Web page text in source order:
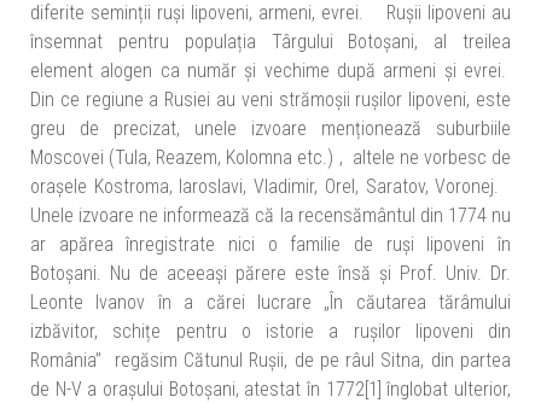
diferite seminții ruși lipoveni, armeni, evrei. Rușii lipoveni au
însemnat pentru populația Târgului Botoșani, al treilea
element alogen ca număr și vechime după armeni și evrei.
Din ce regiune a Rusiei au veni strămoșii rușilor lipoveni, este
greu de precizat, unele izvoare menționează suburbiile
Moscovei (Tula, Reazem, Kolomna etc.) , altele ne vorbesc de
orașele Kostroma, Iaroslavi, Vladimir, Orel, Saratov, Voronej.
Unele izvoare ne informează că la recensământul din 1774 nu
ar apărea înregistrate nici o familie de ruși lipoveni în
Botoșani. Nu de aceeași părere este însă și Prof. Univ. Dr.
Leonte Ivanov în a cărei lucrare „În căutarea tărâmului
izbăvitor, schițe pentru o istorie a rușilor lipoveni din
România” regăsim Cătunul Rușii, de pe râul Sitna, din partea
de N-V a orașului Botoșani, atestat în 1772[1] înglobat ulterior,